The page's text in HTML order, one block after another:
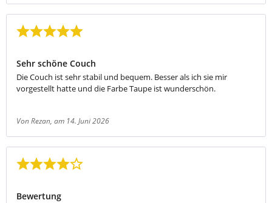
Sehr schöne Couch
Die Couch ist sehr stabil und bequem. Besser als ich sie mir
vorgestellt hatte und die Farbe Taupe ist wunderschön.
Von Rezan, am 14. Juni 2026
Bewertung